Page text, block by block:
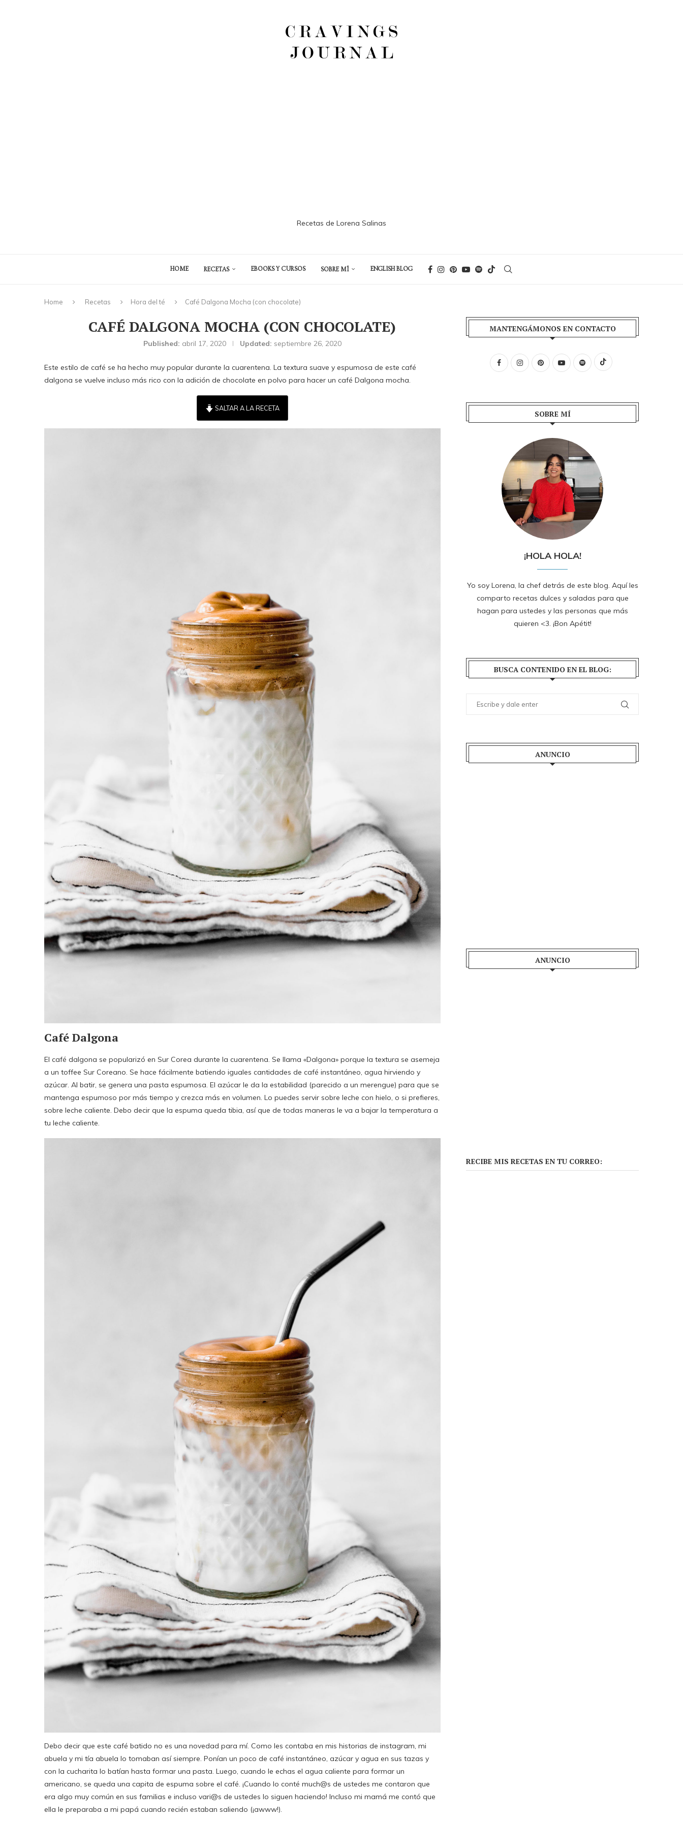
Recetas de Lorena Salinas
HOME RECETAS EBOOKS Y CURSOS SOBRE MÍ ENGLISH BLOG
Home Recetas Hora del té Café Dalgona Mocha (con chocolate)
CAFÉ DALGONA MOCHA (CON CHOCOLATE)
Published: abril 17, 2020 Updated: septiembre 26, 2020
Este estilo de café se ha hecho muy popular durante la cuarentena. La textura suave y espumosa de este café
dalgona se vuelve incluso más rico con la adición de chocolate en polvo para hacer un café Dalgona mocha.
SALTAR A LA RECETA
Café Dalgona
El café dalgona se popularizó en Sur Corea durante la cuarentena. Se llama «Dalgona» porque la textura se asemeja
a un toffee Sur Coreano. Se hace fácilmente batiendo iguales cantidades de café instantáneo, agua hirviendo y
azúcar. Al batir, se genera una pasta espumosa. El azúcar le da la estabilidad (parecido a un merengue) para que se
mantenga espumoso por más tiempo y crezca más en volumen. Lo puedes servir sobre leche con hielo, o si prefieres,
sobre leche caliente. Debo decir que la espuma queda tibia, así que de todas maneras le va a bajar la temperatura a
tu leche caliente.
Debo decir que este café batido no es una novedad para mí. Como les contaba en mis historias de instagram, mi
abuela y mi tía abuela lo tomaban así siempre. Ponían un poco de café instantáneo, azúcar y agua en sus tazas y
con la cucharita lo batían hasta formar una pasta. Luego, cuando le echas el agua caliente para formar un
americano, se queda una capita de espuma sobre el café. ¡Cuando lo conté much@s de ustedes me contaron que
era algo muy común en sus familias e incluso vari@s de ustedes lo siguen haciendo! Incluso mi mamá me contó que
ella le preparaba a mi papá cuando recién estaban saliendo (¡awww!).
MANTENGÁMONOS EN CONTACTO
SOBRE MÍ
¡HOLA HOLA!
Yo soy Lorena, la chef detrás de este blog. Aquí les
comparto recetas dulces y saladas para que
hagan para ustedes y las personas que más
quieren <3. ¡Bon Apétit!
BUSCA CONTENIDO EN EL BLOG:
ANUNCIO
ANUNCIO
RECIBE MIS RECETAS EN TU CORREO: